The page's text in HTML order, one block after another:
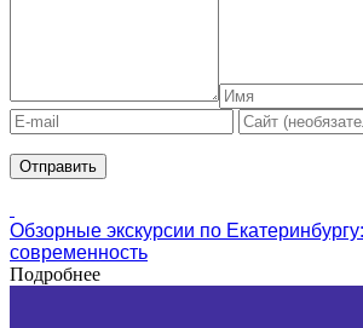
Обзорные экскурсии по
современность
Подробнее